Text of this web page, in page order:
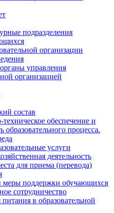
подразделения
организации
управления
организацией
состав
обеспечение и
образовательного процесса.
услуги
деятельность
для приема (перевода)
меры поддержки обучающихся
сотрудничество
в образовательной